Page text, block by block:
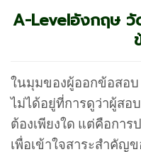
A-Levelอังกฤษ วั
ในมุมของผู้ออกข้อสอบ
ไม่ได้อยู่ที่การดูว่าผู้สอ
ต้องเพียงใด แต่คือการ
เพื่อเข้าใจสาระสำคัญ